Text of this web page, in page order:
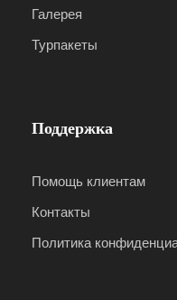
Галерея
Турпакеты
Поддержка
Помощь клиентам
Контакты
Политика